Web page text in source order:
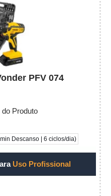
PFV 074
do Produto
Descanso | 6 ciclos/dia)
Uso Profissional